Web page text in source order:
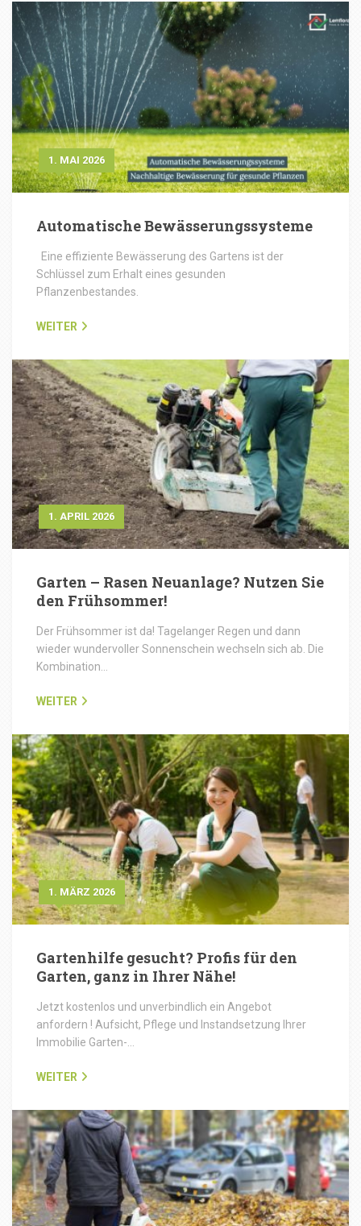
1. MAI 2026
Automatische Bewässerungssysteme
Eine effiziente Bewässerung des Gartens ist der
Schlüssel zum Erhalt eines gesunden
Pflanzenbestandes.
WEITER
1. APRIL 2026
Garten – Rasen Neuanlage? Nutzen Sie
den Frühsommer!
Der Frühsommer ist da! Tagelanger Regen und dann
wieder wundervoller Sonnenschein wechseln sich ab. Die
Kombination…
WEITER
1. MÄRZ 2026
Gartenhilfe gesucht? Profis für den
Garten, ganz in Ihrer Nähe!
Jetzt kostenlos und unverbindlich ein Angebot
anfordern ! Aufsicht, Pflege und Instandsetzung Ihrer
Immobilie Garten-…
WEITER